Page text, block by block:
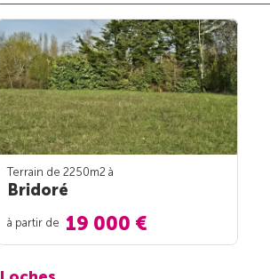
Terrain de 2250m2 à
Bridoré
à partir de 19 000 €